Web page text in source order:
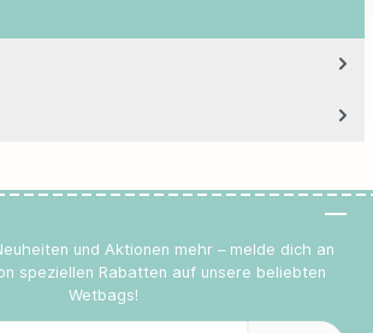
und Aktionen mehr – melde dich an
speziellen Rabatten auf unsere beliebten
Wetbags!